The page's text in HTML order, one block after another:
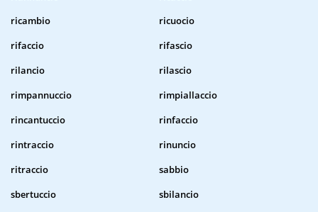
ricambio
ricuocio
rifaccio
rifascio
rilancio
rilascio
rimpannuccio
rimpiallaccio
rincantuccio
rinfaccio
rintraccio
rinuncio
ritraccio
sabbio
sbertuccio
sbilancio